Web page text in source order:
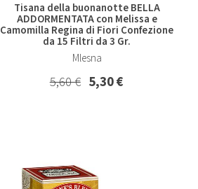
Tisana della buonanotte BELLA
ADDORMENTATA con Melissa e
Camomilla Regina di Fiori Confezione
da 15 Filtri da 3 Gr.
Mlesna
5,60 € 5,30 €